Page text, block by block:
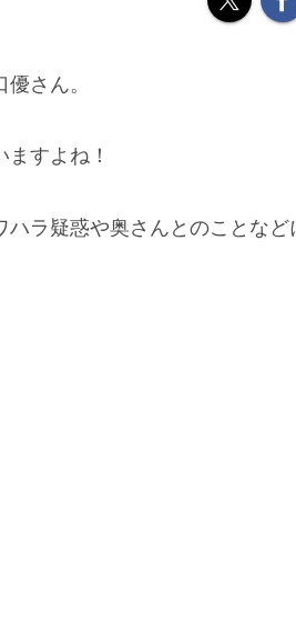
さん。
すよね！
ラ疑惑や奥さんとのことなど